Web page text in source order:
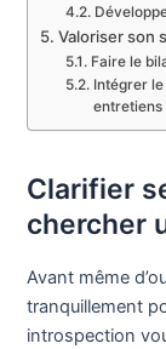
Valoriser son
Faire le
Intégrer le
entretiens
Clarifier
chercher
Avant même
tranquillement
introspection